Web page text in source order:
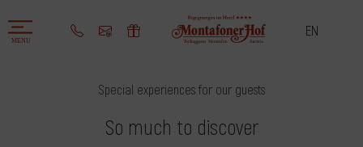
EN
Special experiences for our
Special experiences for our guests
So much to discover